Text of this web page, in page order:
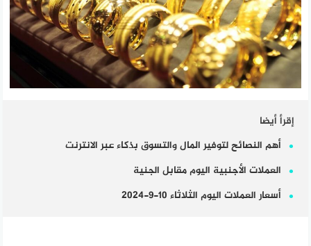
إقرأ أيضا
أهم النصائح لتوفير المال والتسوق بذكاء عبر الانترنت
العملات الأجنبية اليوم مقابل الجنية
أسعار العملات اليوم الثلاثاء 10-9-2024